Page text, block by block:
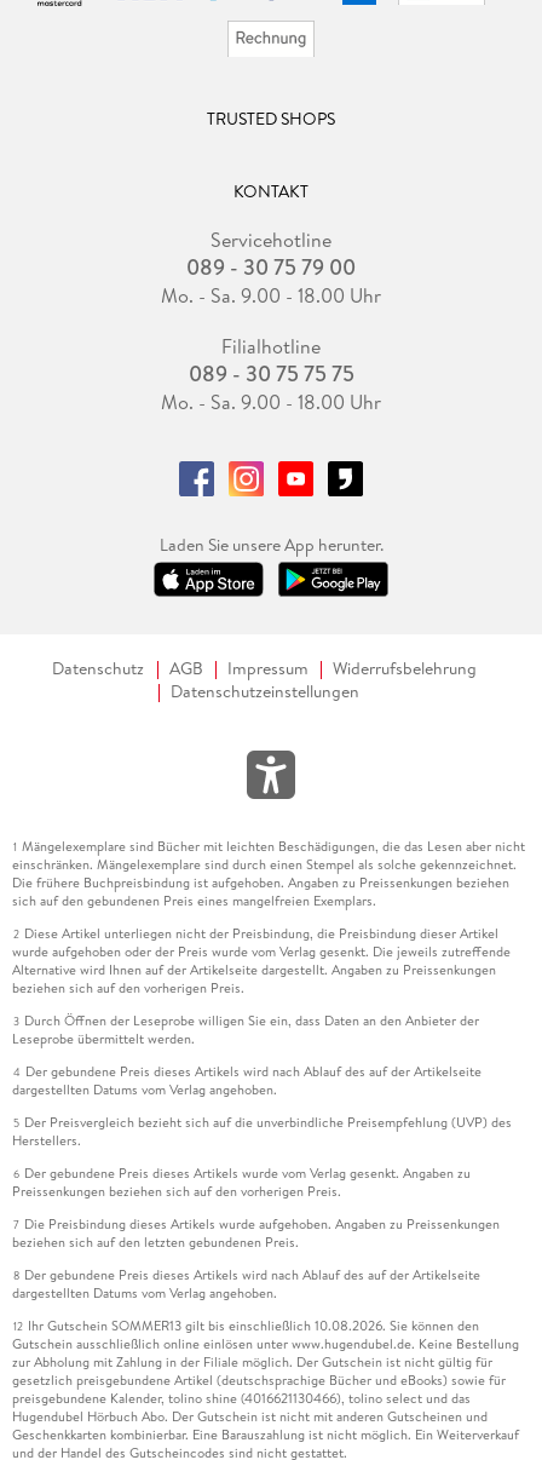
TRUSTED SHOPS
KONTAKT
Servicehotline
089 - 30 75 79 00
Mo. - Sa. 9.00 - 18.00 Uhr
Filialhotline
089 - 30 75 75 75
Mo. - Sa. 9.00 - 18.00 Uhr
Laden Sie unsere App herunter.
Datenschutz AGB Impressum
Widerrufsbelehrung
Datenschutzeinstellungen
1 Mängelexemplare sind Bücher mit leichten Beschädigungen, die das Lesen aber nicht
einschränken. Mängelexemplare sind durch einen Stempel als solche gekennzeichnet.
Die frühere Buchpreisbindung ist aufgehoben. Angaben zu Preissenkungen beziehen
sich auf den gebundenen Preis eines mangelfreien Exemplars.
2 Diese Artikel unterliegen nicht der Preisbindung, die Preisbindung dieser Artikel
wurde aufgehoben oder der Preis wurde vom Verlag gesenkt. Die jeweils zutreffende
Alternative wird Ihnen auf der Artikelseite dargestellt. Angaben zu Preissenkungen
beziehen sich auf den vorherigen Preis.
3 Durch Öffnen der Leseprobe willigen Sie ein, dass Daten an den Anbieter der
Leseprobe übermittelt werden.
4 Der gebundene Preis dieses Artikels wird nach Ablauf des auf der Artikelseite
dargestellten Datums vom Verlag angehoben.
5 Der Preisvergleich bezieht sich auf die unverbindliche Preisempfehlung (UVP) des
Herstellers.
6 Der gebundene Preis dieses Artikels wurde vom Verlag gesenkt. Angaben zu
Preissenkungen beziehen sich auf den vorherigen Preis.
7 Die Preisbindung dieses Artikels wurde aufgehoben. Angaben zu Preissenkungen
beziehen sich auf den letzten gebundenen Preis.
8 Der gebundene Preis dieses Artikels wird nach Ablauf des auf der Artikelseite
dargestellten Datums vom Verlag angehoben.
12 Ihr Gutschein SOMMER13 gilt bis einschließlich 10.08.2026. Sie können den
Gutschein ausschließlich online einlösen unter www.hugendubel.de. Keine Bestellung
zur Abholung mit Zahlung in der Filiale möglich. Der Gutschein ist nicht gültig für
gesetzlich preisgebundene Artikel (deutschsprachige Bücher und eBooks) sowie für
preisgebundene Kalender, tolino shine (4016621130466), tolino select und das
Hugendubel Hörbuch Abo. Der Gutschein ist nicht mit anderen Gutscheinen und
Geschenkkarten kombinierbar. Eine Barauszahlung ist nicht möglich. Ein Weiterverkauf
und der Handel des Gutscheincodes sind nicht gestattet.